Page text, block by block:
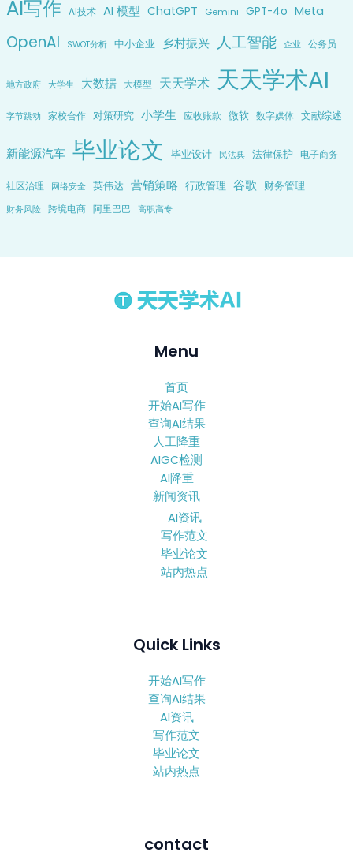
AI写作 AI技术 AI 模型 ChatGPT Gemini GPT-4o Meta
OpenAI SWOT分析 中小企业 乡村振兴 人工智能 企业 公务员
地方政府 大学生 大数据 大模型 天天学术 天天学术AI
字节跳动 家校合作 对策研究 小学生 应收账款 微软 数字媒体 文献综述
新能源汽车 毕业论文 毕业设计 民法典 法律保护 电子商务
社区治理 网络安全 英伟达 营销策略 行政管理 谷歌 财务管理
财务风险 跨境电商 阿里巴巴 高职高专
Menu
首页
开始AI写作
查询AI结果
人工降重
AIGC检测
AI降重
新闻资讯
AI资讯
写作范文
毕业论文
站内热点
Quick Links
开始AI写作
查询AI结果
AI资讯
写作范文
毕业论文
站内热点
contact